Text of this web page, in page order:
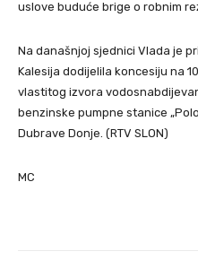
uslove buduće brige o robnim
Na današnjoj sjednici Vlada je
Kalesija dodijelila koncesiju na
vlastitog izvora
benzinske pumpne stanice
Dubrave Donje. (RTV SLON)
MC